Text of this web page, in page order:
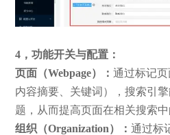
4，功能开关与配置：
页面（Webpage）： 通过标记页
内容摘要、关键词），搜索引
题，从而提高页面在相关搜索中
组织（Organization）： 通过标